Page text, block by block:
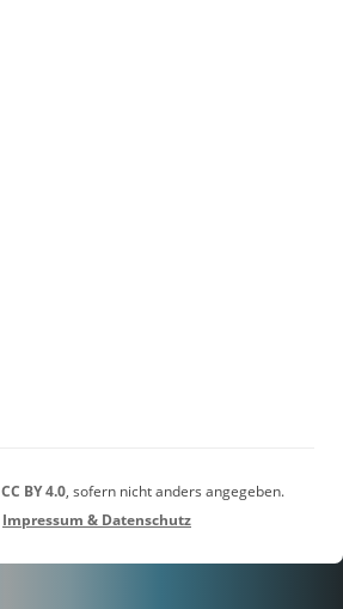
CC BY 4.0, sofern nicht anders angegeben.
Impressum & Datenschutz